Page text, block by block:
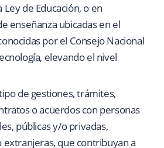
de Educación, o en
enseñanza ubicadas en el
por el Consejo Nacional
elevando el nivel
de gestiones, trámites,
o acuerdos con personas
públicas y/o privadas,
extranjeras, que contribuyan a